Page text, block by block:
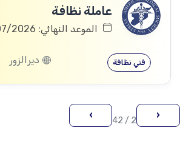
عاملة نظافة
الموعد النهائي: 25/07/2026
فني نظافة ديرالزور
‹
2 / 42
›